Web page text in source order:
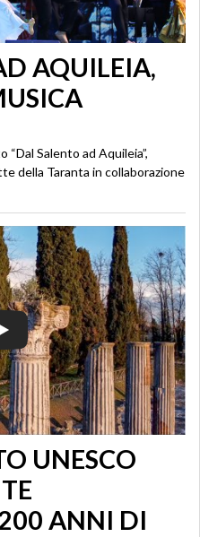
AQUILEIA,
Salento ad Aquileia”,
della Taranta in collaborazione
UNESCO
ANNI DI